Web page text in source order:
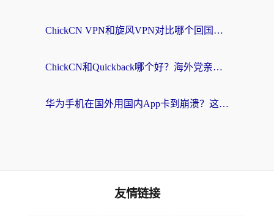
ChickCN VPN和旋风VPN对比哪个回国效果更好？海外党亲测实用指南
ChickCN和Quickback哪个好？海外党亲测回国加速器，轻松解锁国内资源（附避坑指南）
华为手机在国外用国内App卡到崩溃？这篇加速器指南帮你无缝刷剧打游戏
友情链接